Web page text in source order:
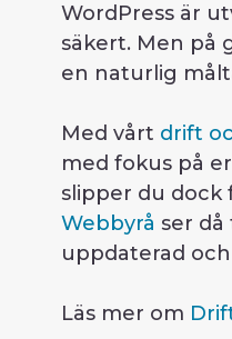
WordPress är
säkert. Men på
en naturlig
Med vårt drift
med fokus på
slipper du dock
Webbyrå ser
uppdaterad och
Läs mer om